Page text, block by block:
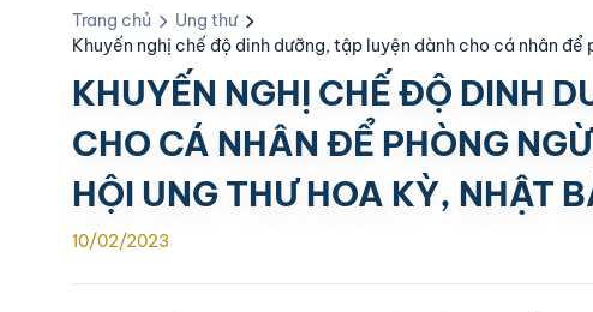
Trang chủ
Ung thư
Khuyến nghị chế độ dinh dưỡng, tập luyện dành cho cá nhân để
KHUYẾN NGHỊ CHẾ ĐỘ DINH
CHO CÁ NHÂN ĐỂ PHÒNG
HỘI UNG THƯ HOA KỲ, NHẬT
10/02/2023